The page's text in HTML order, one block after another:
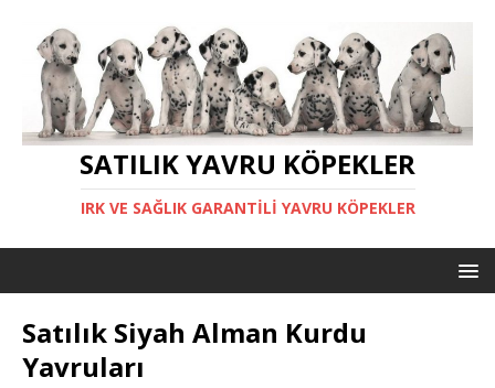
SATILIK YAVRU KÖPEKLER
IRK VE SAĞLIK GARANTILI YAVRU KÖPEKLER
Satılık Siyah Alman Kurdu
Yavruları